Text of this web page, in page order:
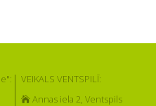
VEIKALS VENTSPILĪ:
Annas iela 2, Ventspils